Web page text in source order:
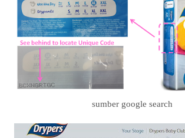
sumber google search